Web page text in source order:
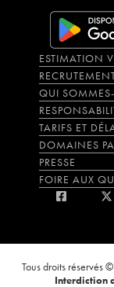
ESTIMATION
QUI
TARIFS ET
DOMAINES
PRESSE
FOIRE AUX
Tous droits réservés
Interdiction